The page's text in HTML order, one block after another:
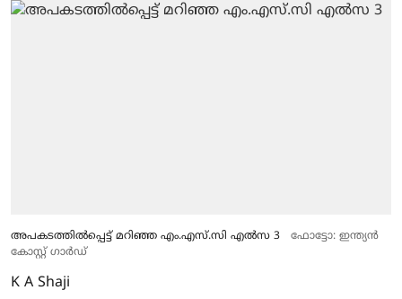
അപകടത്തിൽപ്പെട്ട് മറിഞ്ഞ എം.എസ്.സി എൽസ 3
ഫോട്ടോ: ഇന്ത്യൻ
കോസ്റ്റ് ഗാർഡ്
K A Shaji